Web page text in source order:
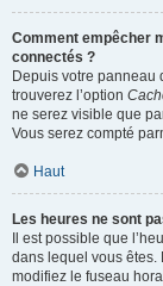
Comment empêcher
connectés ?
Depuis votre panneau
trouverez l’option
ne serez visible que
Vous serez compté
Haut
Les heures ne sont
Il est possible que
dans lequel vous êtes.
modifiez le fuseau